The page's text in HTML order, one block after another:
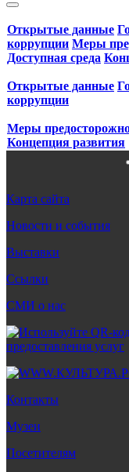
Открытые данные
коррупции Меры
Доступная среда
Открытые данные
коррупции
Меры
Концепция развития
Карта сайта
Новости и события
Выставки
Ссылки
СМИ о нас
Контакты
Музеи
Посетителям